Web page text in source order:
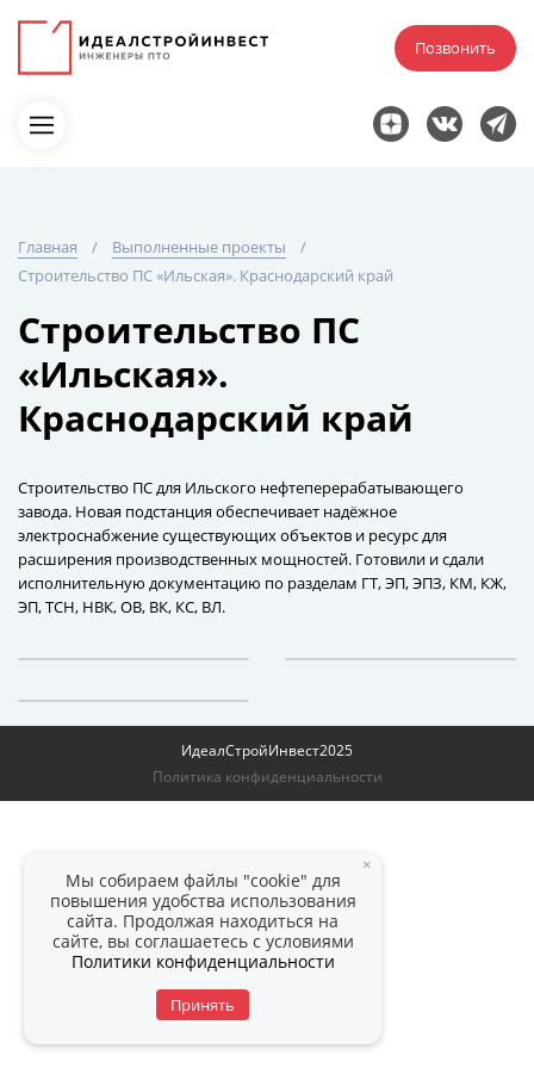
Позвонить
Главная
Выполненные проекты
Строительство ПС «Ильская». Краснодарский край
Строительство ПС
«Ильская».
Краснодарский край
Строительство ПС для Ильского нефтеперерабатывающего
завода. Новая подстанция обеспечивает надёжное
электроснабжение существующих объектов и ресурс для
расширения производственных мощностей. Готовили и сдали
исполнительную документацию по разделам ГТ, ЭП, ЭПЗ, КМ, КЖ,
ЭП, ТСН, НВК, ОВ, ВК, КС, ВЛ.
ИдеалСтройИнвест2025
Политика конфиденциальности
×
Мы собираем файлы "cookie" для
повышения удобства использования
сайта. Продолжая находиться на
сайте, вы соглашаетесь с условиями
Политики конфиденциальности
Принять